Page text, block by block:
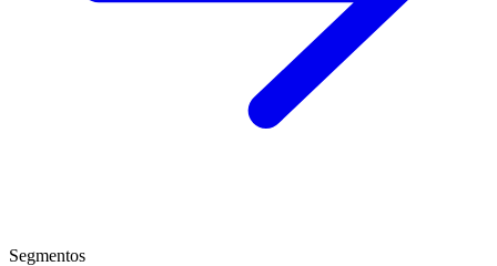
Segmentos